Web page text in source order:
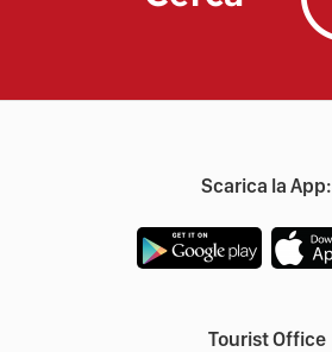
Scarica la App:
Tourist Office